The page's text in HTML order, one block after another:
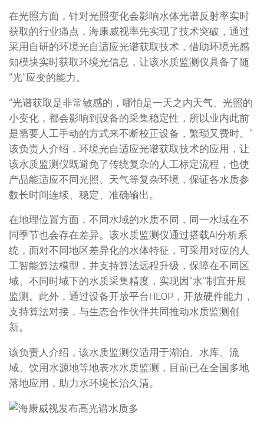
在光照方面，针对光照变化会影响水体光谱反射率实时
获取的行业痛点，海康威视率先实现了技术突破，通过
采用自研的环境光自适应光谱获取技术，借助环境光感
知模块实时获取环境光信息，让该水质监测仪具备了随
“光”应变的能力。
“光谱获取是非常敏感的，哪怕是一天之内天气、光照的
小变化，都会影响到设备的采集稳定性，所以业内此前
是需要人工手动的方式来不断校正设备，繁琐又费时。”
该负责人介绍，环境光自适应光谱获取技术的应用，让
该水质监测仪既避免了传统复杂的人工标定流程，也使
产品能适应不同光照、天气等复杂环境，保证各水质参
数长时间连续、稳定、准确输出。
在地理位置方面，不同水域的水质不同，同一水域在不
同季节也会存在差异。该水质监测仪通过搭载AI分析系
统，面对不同地区差异化的水体特征，可采用对应的人
工智能算法模型，并支持算法远程升级，保障在不同区
域、不同时域下的水质采集精度，实现因“水”制宜开展
监测。此外，通过设备开放平台HEOP，开放硬件能力，
支持算法对接，与生态合作伙伴共同推动水质监测创
新。
该负责人介绍，该水质监测仪适用于湖泊、水库、流
域、饮用水源地等地表水水质监测，目前已在全国多地
落地应用，助力水环境长治久清。